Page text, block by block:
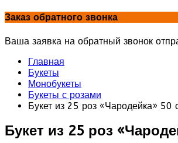
Заказ обратного звонка
Ваша заявка на обратный звонок
Главная
Букеты
Монобукеты
Букеты с розами
Букет из 25 роз «Чародейка» 50
Букет из 25 роз